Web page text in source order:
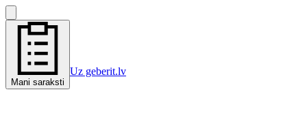
Mani saraksti
Uz geberit.lv